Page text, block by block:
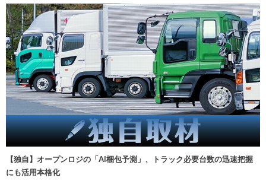
【独自】オープンロジの「AI梱包予測」、トラック必要台数の迅速把握
にも活用本格化